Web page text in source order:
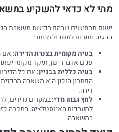
מתי לא כדאי להשקיע
ישנם תרחישים שבהם רכישת משאבת
הבעיה ותגרום לתסכול מיותר:
בעיה מקומית בצנרת הדירה: אם
פגום או ברז ישן, תיקון מקומי
בעיה כללית בבניין: אם כל
הפתרון הנכון הוא משאבה מרכזית
דירה.
לחץ גבוה מדי:במקרים נדירים,
למערכות האינסטלציה. במקרה
במשאבה.